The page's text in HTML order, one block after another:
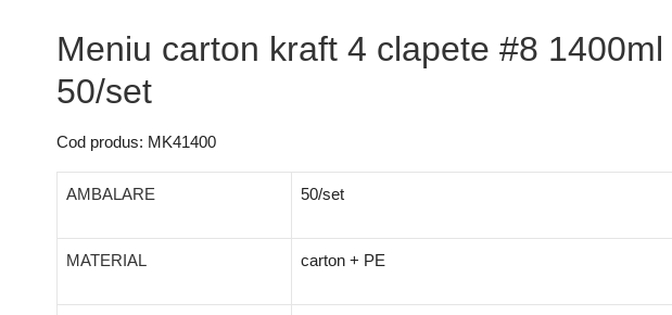
Meniu carton kraft 4 clapete #8 1400ml
50/set
Cod produs: MK41400
AMBALARE 50/set
MATERIAL carton + PE